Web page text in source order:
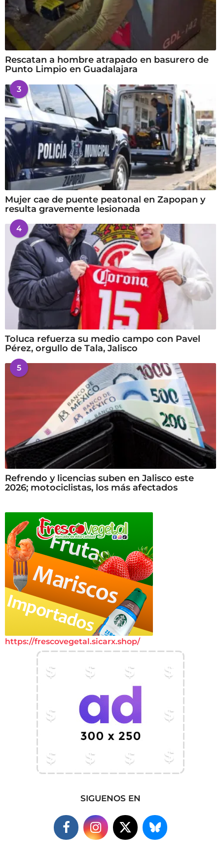
Rescatan a hombre atrapado en basurero de
Punto Limpio en Guadalajara
3
Mujer cae de puente peatonal en Zapopan y
resulta gravemente lesionada
4
Toluca refuerza su medio campo con Pavel
Pérez, orgullo de Tala, Jalisco
5
Refrendo y licencias suben en Jalisco este
2026; motociclistas, los más afectados
https://frescovegetal.sicarx.shop/
SIGUENOS EN